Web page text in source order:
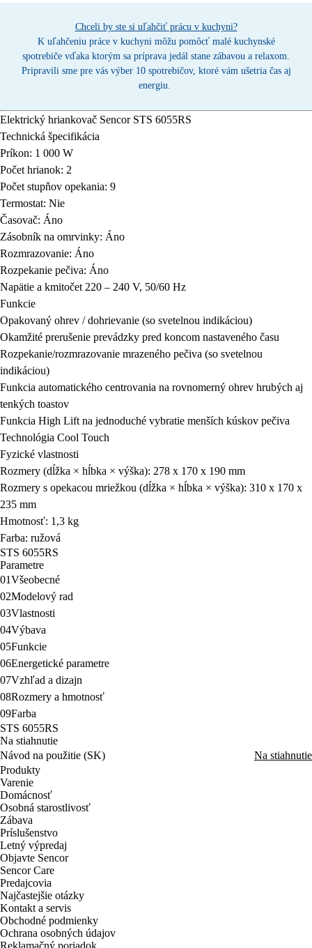
Chceli by ste si uľahčiť prácu v kuchyni?
K uľahčeniu práce v kuchyni môžu pomôcť malé kuchynské
spotrebiče vďaka ktorým sa príprava jedál stane zábavou a relaxom.
Pripravili sme pre vás výber 10 spotrebičov, ktoré vám ušetria čas aj
energiu.
Elektrický hriankovač Sencor STS 6055RS
Technická špecifikácia
Príkon: 1 000 W
Počet hrianok: 2
Počet stupňov opekania: 9
Termostat: Nie
Časovač: Áno
Zásobník na omrvinky: Áno
Rozmrazovanie: Áno
Rozpekanie pečiva: Áno
Napätie a kmitočet 220 – 240 V, 50/60 Hz
Funkcie
Opakovaný ohrev / dohrievanie (so svetelnou indikáciou)
Okamžité prerušenie prevádzky pred koncom nastaveného času
Rozpekanie/rozmrazovanie mrazeného pečiva (so svetelnou
indikáciou)
Funkcia automatického centrovania na rovnomerný ohrev hrubých aj
tenkých toastov
Funkcia High Lift na jednoduché vybratie menších kúskov pečiva
Technológia Cool Touch
Fyzické vlastnosti
Rozmery (dĺžka × hĺbka × výška): 278 x 170 x 190 mm
Rozmery s opekacou mriežkou (dĺžka × hĺbka × výška): 310 x 170 x
235 mm
Hmotnosť: 1,3 kg
Farba: ružová
STS 6055RS
Parametre
01Všeobecné
02Modelový rad
03Vlastnosti
04Výbava
05Funkcie
06Energetické parametre
07Vzhľad a dizajn
08Rozmery a hmotnosť
09Farba
STS 6055RS
Na stiahnutie
Návod na použitie (SK)
Na stiahnutie
Produkty
Varenie
Domácnosť
Osobná starostlivosť
Zábava
Príslušenstvo
Letný výpredaj
Objavte Sencor
Sencor Care
Predajcovia
Najčastejšie otázky
Kontakt a servis
Obchodné podmienky
Ochrana osobných údajov
Reklamačný poriadok